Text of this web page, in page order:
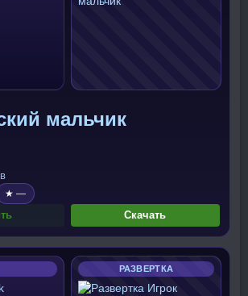
мальчик
★ —
Скачать
РАЗВЕРТКА